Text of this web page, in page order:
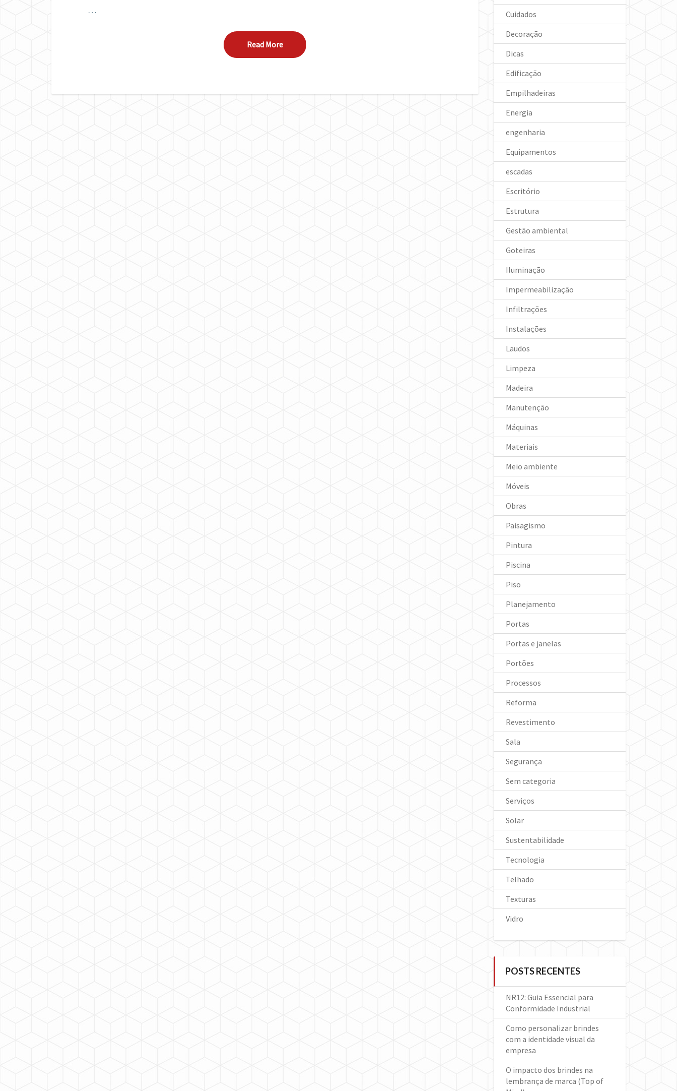
…
Read MoreRead More
Cuidados
Decoração
Dicas
Edificação
Empilhadeiras
Energia
engenharia
Equipamentos
escadas
Escritório
Estrutura
Gestão ambiental
Goteiras
Iluminação
Impermeabilização
Infiltrações
Instalações
Laudos
Limpeza
Madeira
Manutenção
Máquinas
Materiais
Meio ambiente
Móveis
Obras
Paisagismo
Pintura
Piscina
Piso
Planejamento
Portas
Portas e janelas
Portões
Processos
Reforma
Revestimento
Sala
Segurança
Sem categoria
Serviços
Solar
Sustentabilidade
Tecnologia
Telhado
Texturas
Vidro
POSTS RECENTES
NR12: Guia Essencial para
Conformidade Industrial
Como personalizar brindes
com a identidade visual da
empresa
O impacto dos brindes na
lembrança de marca (Top of